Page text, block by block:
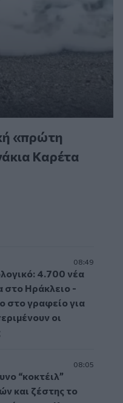
«πρώτη
Καρέτα
08:49
4.700 νέα
στο Ηράκλειο -
στο γραφείο για
οι
08:05
“κοκτέιλ”
και ζέστης το